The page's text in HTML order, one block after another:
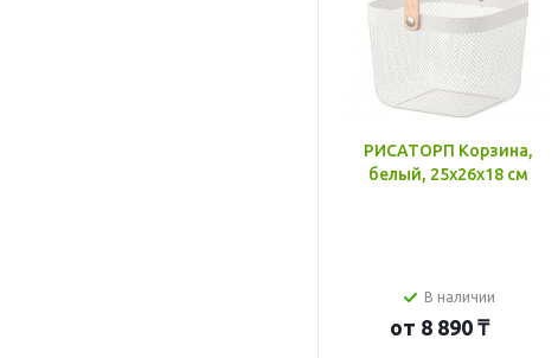
РИСАТОРП Корзина,
белый, 25x26x18 см
В наличии
от 8 890 ₸